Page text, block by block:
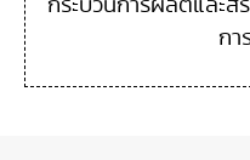
กระบวนการผลิตและส
กา